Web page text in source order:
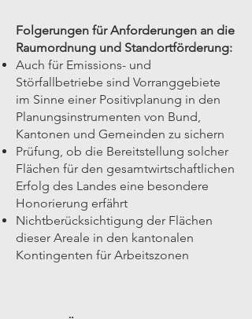
Folgerungen für Anforderungen an die
Raumordnung und Standortförderung:
Auch für Emissions- und
Störfallbetriebe sind Vorranggebiete
im Sinne einer Positivplanung in den
Planungsinstrumenten von Bund,
Kantonen und Gemeinden zu sichern
Prüfung, ob die Bereitstellung solcher
Flächen für den gesamtwirtschaftlichen
Erfolg des Landes eine besondere
Honorierung erfährt
Nichtberücksichtigung der Flächen
dieser Areale in den kantonalen
Kontingenten für Arbeitszonen